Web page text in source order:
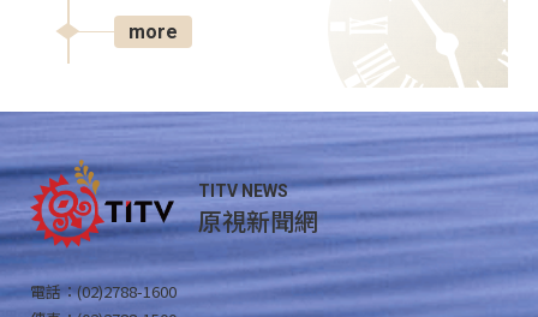
more
TITV NEWS
原視新聞網
電話：(02)2788-1600